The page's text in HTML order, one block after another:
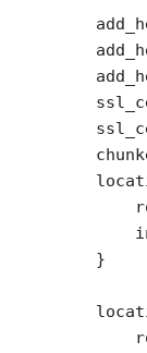
ssl_certificate  	/root/.acme.sh/
ssl_certificate_key	/root/.acme.sh/
        }